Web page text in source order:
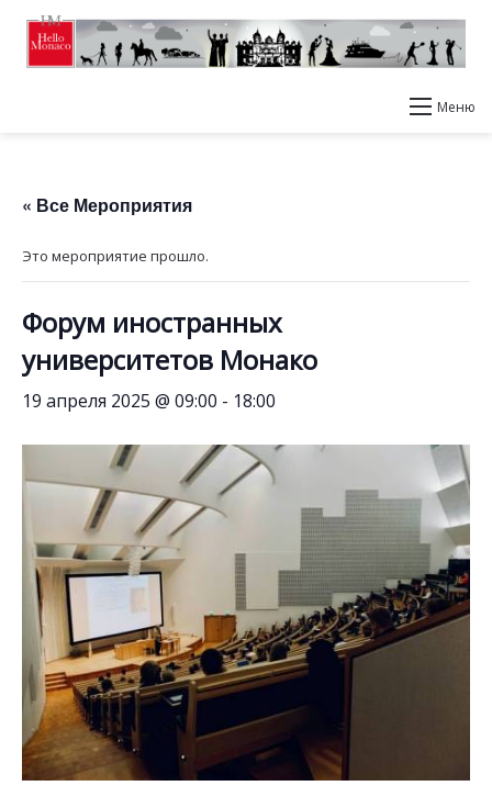
Меню
« Все Мероприятия
Это мероприятие прошло.
Форум иностранных
университетов Монако
19 апреля 2025 @ 09:00 - 18:00